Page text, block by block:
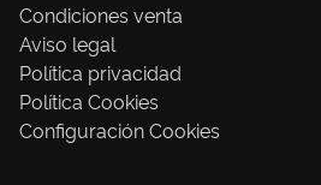
Condiciones venta
Aviso legal
Política privacidad
Política Cookies
Configuración Cookies